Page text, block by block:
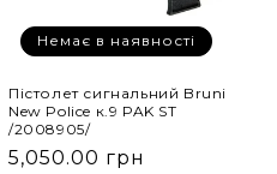
Немає в наявності
Пістолет сигнальний Bruni
New Police к.9 PAK ST
/2008905/
5,050.00 грн